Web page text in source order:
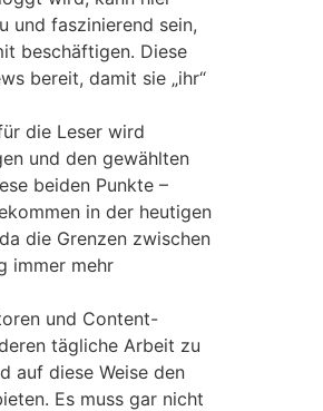
und faszinierend sein,
beschäftigen. Diese
bereit, damit sie „ihr“
die Leser wird
und den gewählten
beiden Punkte –
in der heutigen
die Grenzen zwischen
immer mehr
und Content-
tägliche Arbeit zu
auf diese Weise den
Es muss gar nicht